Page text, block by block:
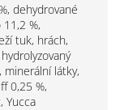
dehydrované
%,
tuk, hrách,
minerální látky,
0,25 %,
Yucca